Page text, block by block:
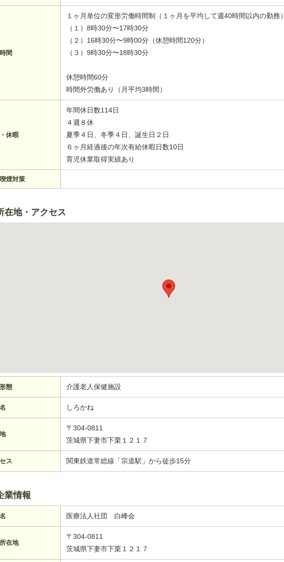
間
１ヶ月単位の変形労働時間制（１ヶ月を平均して週40時間以内の勤務）
（１）8時30分〜17時30分
（２）16時30分〜9時00分（休憩時間120分）
（３）9時30分〜18時30分
休憩時間60分
時間外労働あり（月平均3時間）
休暇
年間休日数114日
４週８休
夏季４日、冬季４日、誕生日２日
６ヶ月経過後の年次有給休暇日数10日
育児休業取得実績あり
煙対策
在地・アクセス
態 介護老人保健施設
しろかね
〒304-0811
茨城県下妻市下栗１２１７
ス 関東鉄道常総線「宗道駅」から徒歩15分
業情報
医療法人社団 白峰会
在地
〒304-0811
茨城県下妻市下栗１２１７